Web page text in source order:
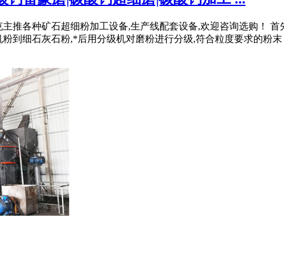
推各种矿石超细粉加工设备,生产线配套设备,欢迎咨询选购！
到细石灰石粉,*后用分级机对磨粉进行分级,符合粒度要求的粉末